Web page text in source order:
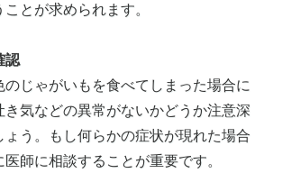
とが求められます。
認
のじゃがいもを食べてしまった場合に
き気などの異常がないかどうか注意深
ょう。もし何らかの症状が現れた場合
師に相談することが重要です。